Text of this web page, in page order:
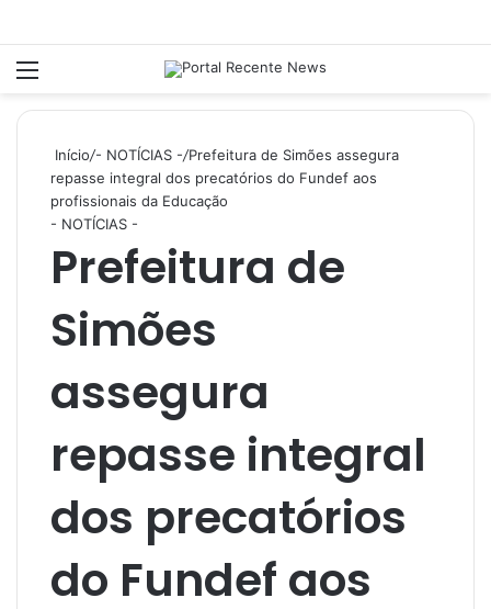
Início/- NOTÍCIAS -/Prefeitura de Simões assegura
repasse integral dos precatórios do Fundef aos
profissionais da Educação
- NOTÍCIAS -
Prefeitura de
Simões
assegura
repasse integral
dos precatórios
do Fundef aos